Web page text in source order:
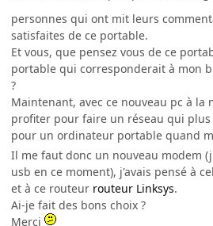
personnes qui ont mit leurs
satisfaites de ce portable.
Et vous, que pensez vous de ce
portable qui corresponderait à mon
?
Maintenant, avec ce nouveau pc à la
profiter pour faire un réseau qui plus
pour un ordinateur portable quand
Il me faut donc un nouveau modem
usb en ce moment), j'avais pensé à
et à ce routeur routeur Linksys.
Ai-je fait des bons choix ?
Merci